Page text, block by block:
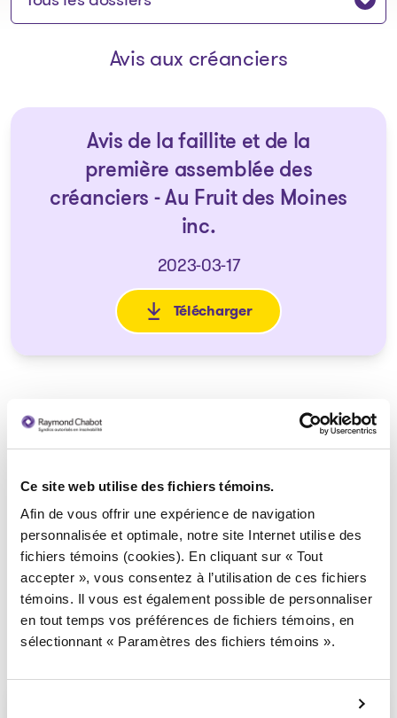
Ce site web utilise des fichiers témoins.
Afin de vous offrir une expérience de navigation
personnalisée et optimale, notre site Internet utilise des
fichiers témoins (cookies). En cliquant sur « Tout
accepter », vous consentez à l’utilisation de ces fichiers
témoins. Il vous est également possible de personnaliser
en tout temps vos préférences de fichiers témoins, en
sélectionnant « Paramètres des fichiers témoins ».
Avis aux créanciers
Avis de la faillite et de la
première assemblée des
créanciers - Au Fruit des Moines
inc.
2023-03-17
Télécharger
: Avis de la faillite et de la
Syndic responsable du dossier